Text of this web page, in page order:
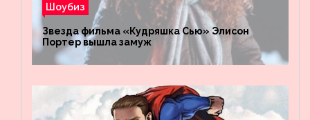
Шоубиз
Звезда фильма «Кудряшка Сью» Элисон
Портер вышла замуж